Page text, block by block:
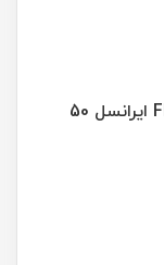
بسته اینترنت تمدید سیم کارت FDD-Lte ایرانسل 50